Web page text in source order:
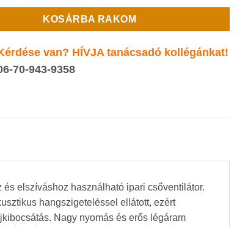
KOSÁRBA RAKOM
van? HÍVJA tanácsadó kollégánkat!
70-943-9358
elszíváshoz használható ipari csőventilátor.
hangszigeteléssel ellátott, ezért
Nagy nyomás és erős légáram